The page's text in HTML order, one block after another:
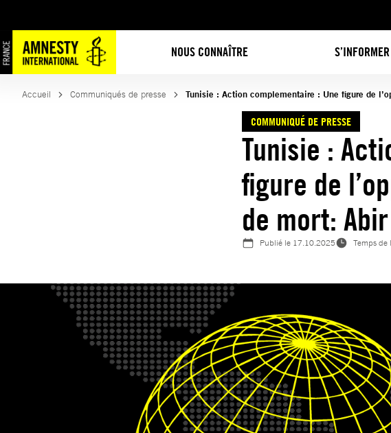
NOUS CONNAÎTRE S’INFORMER
au
contenu
Accueil Communiqués de presse Tunisie : Action complementaire : Une figure de
COMMUNIQUÉ DE PRESSE
Tunisie :
figure de
de mort:
Publié le 17.10.2025 Temps de